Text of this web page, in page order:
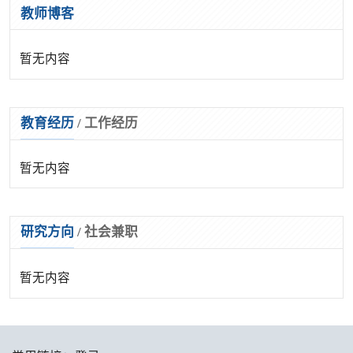
教师博客
暂无内容
教育经历 / 工作经历
暂无内容
研究方向 / 社会兼职
暂无内容